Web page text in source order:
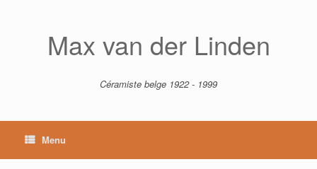
Max van der Linden
Céramiste belge 1922 - 1999
Menu